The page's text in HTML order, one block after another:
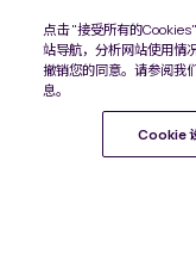
点击 "接受所有的
站导航，分析网站使用情
撤销您的同意。请参阅我
息。
Cookie